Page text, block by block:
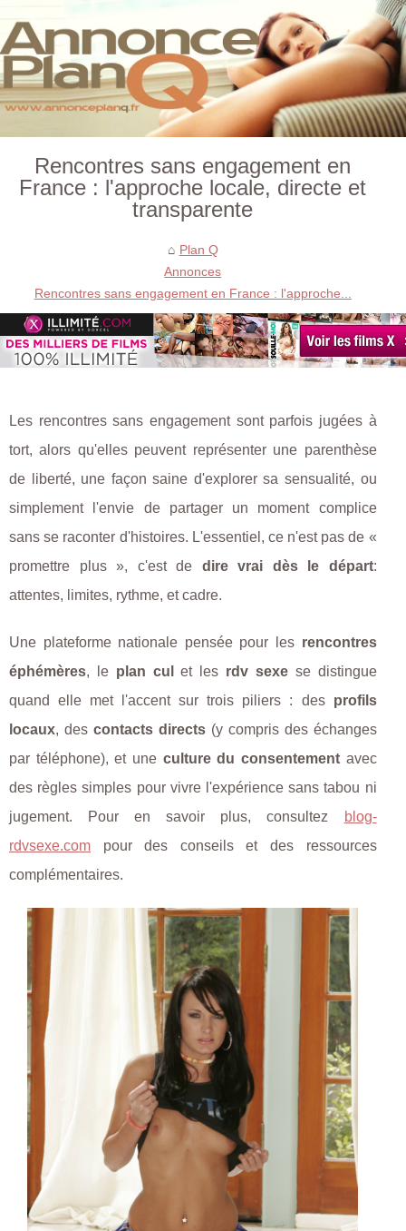
Rencontres sans engagement en
France : l'approche locale, directe et
transparente
Plan Q
Annonces
Rencontres sans engagement en France : l'approche...
Les rencontres sans engagement sont parfois jugées à
tort, alors qu'elles peuvent représenter une parenthèse
de liberté, une façon saine d'explorer sa sensualité, ou
simplement l'envie de partager un moment complice
sans se raconter d'histoires. L'essentiel, ce n'est pas de «
promettre plus », c'est de dire vrai dès le départ:
attentes, limites, rythme, et cadre.
Une plateforme nationale pensée pour les rencontres
éphémères, le plan cul et les rdv sexese distingue
quand elle met l'accent sur trois piliers : des profils
locaux, des contacts directs(y compris des échanges
par téléphone), et une culture du consentementavec
des règles simples pour vivre l'expérience sans tabou ni
jugement. Pour en savoir plus, consultez
blog-
rdvsexe.com pour des conseils et des ressources
complémentaires.